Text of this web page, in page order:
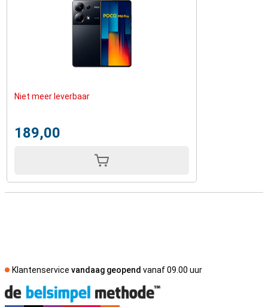
Niet meer leverbaar
189,00
Klantenservice vandaag geopend vanaf 09.00 uur